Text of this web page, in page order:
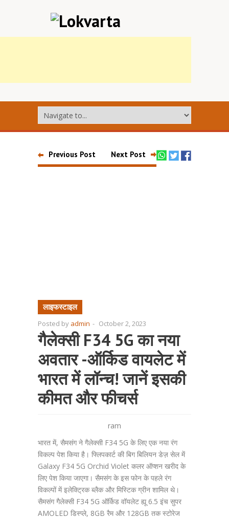
Previous Post Next Post
लाइफस्टाइल
Posted by admin - October 2, 2023
गैलेक्सी F34 5G का नया
अवतार -ऑर्किड वायलेट में
भारत में लॉन्च! जानें इसकी
कीमत और फीचर्स
ram
भारत में, सैमसंग ने गैलेक्सी F34 5G के लिए एक नया रंग
विकल्प पेश किया है। फ्लिपकार्ट की बिग बिलियन डेज़ सेल में
Galaxy F34 5G Orchid Violet कलर ऑप्शन खरीद के
लिए पेश किया जाएगा। सैमसंग के इस फोन के पहले रंग
विकल्पों में इलेक्ट्रिक ब्लैक और मिस्टिक ग्रीन शामिल थे।
सैमसंग गैलेक्सी F34 5G ऑर्किड वॉयलेट ह्यू 6.5 इंच सुपर
AMOLED डिस्प्ले, 8GB रैम और 128GB तक स्टोरेज